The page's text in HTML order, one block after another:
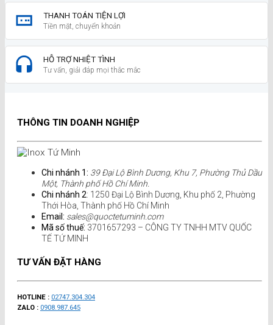
THANH TOÁN TIỆN LỢI
Tiền mặt, chuyển khoản
HỖ TRỢ NHIỆT TÌNH
Tư vấn, giải đáp mọi thắc mắc
THÔNG TIN DOANH NGHIỆP
Chi nhánh 1: 39 Đại Lộ Bình Dương, Khu 7, Phường Thủ Dầu
Một, Thành phố Hồ Chí Minh.
Chi nhánh 2: 1250 Đại Lộ Bình Dương, Khu phố 2, Phường
Thới Hòa, Thành phố Hồ Chí Minh
Email: sales@quoctetuminh.com
Mã số thuế: 3701657293 – CÔNG TY TNHH MTV QUỐC
TẾ TỨ MINH
TƯ VẤN ĐẶT HÀNG
HOTLINE : 02747.304.304
ZALO : 0908.987.645